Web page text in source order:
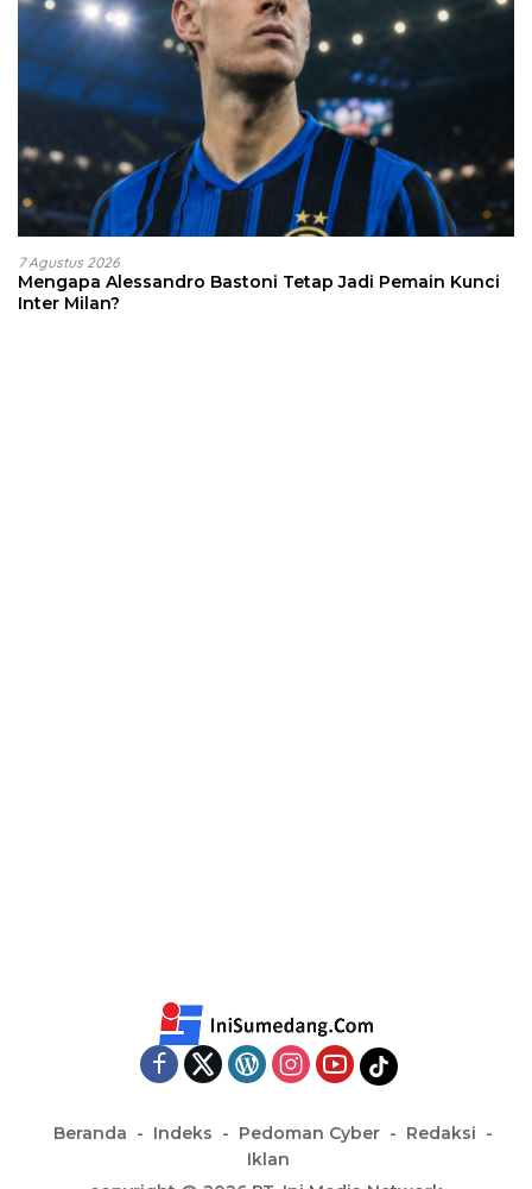
7 Agustus 2026
Mengapa Alessandro Bastoni Tetap Jadi Pemain Kunci
Inter Milan?
Beranda Indeks Pedoman Cyber
Redaksi
Iklan